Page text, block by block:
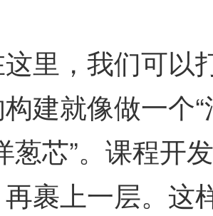
，我们可以
建就像做一个
葱芯”。课程开
裹上一层。这